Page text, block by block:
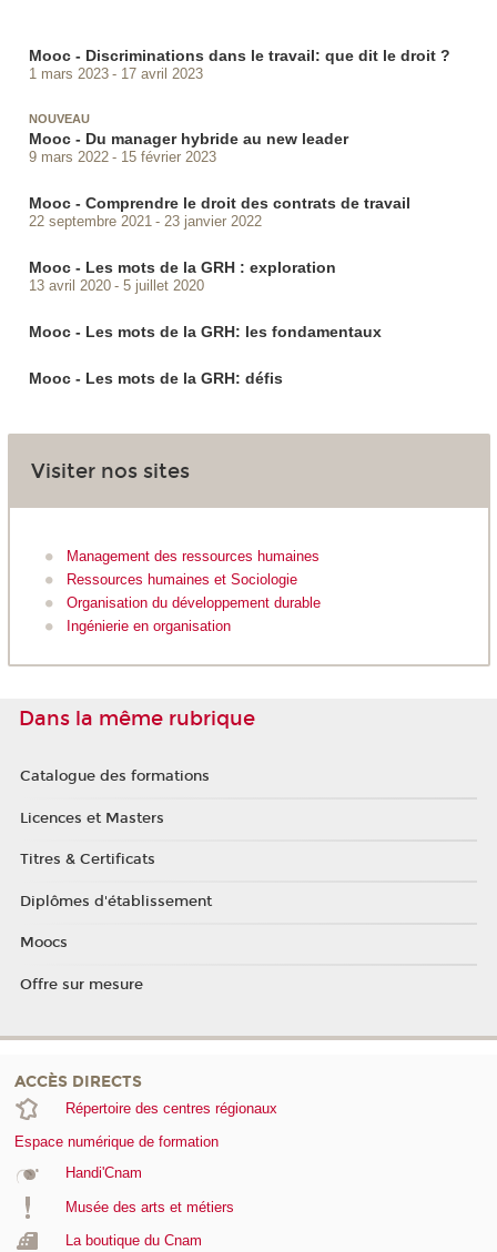
Mooc - Discriminations dans le travail: que dit le droit ?
1 mars 2023 17 avril 2023
NOUVEAU
Mooc - Du manager hybride au new leader
9 mars 2022 15 février 2023
Mooc - Comprendre le droit des contrats de travail
22 septembre 2021 23 janvier 2022
Mooc - Les mots de la GRH : exploration
13 avril 2020 5 juillet 2020
Mooc - Les mots de la GRH: les fondamentaux
Mooc - Les mots de la GRH: défis
Visiter nos sites
Management des ressources humaines
Ressources humaines et Sociologie
Organisation du développement durable
Ingénierie en organisation
Dans la même rubrique
Catalogue des formations
Licences et Masters
Titres & Certificats
Diplômes d'établissement
Moocs
Offre sur mesure
ACCÈS DIRECTS
Répertoire des centres régionaux
Espace numérique de formation
Handi'Cnam
Musée des arts et métiers
La boutique du Cnam